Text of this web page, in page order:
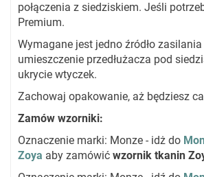
połączenia z siedziskiem. Jeśli
Premium.
Wymagane jest jedno źródło
umieszczenie przedłużacza pod
ukrycie wtyczek.
Zachowaj opakowanie, aż będziesz
Zamów wzorniki:
Oznaczenie marki: Monze - idż do
Zoya aby zamówić wzornik tkanin